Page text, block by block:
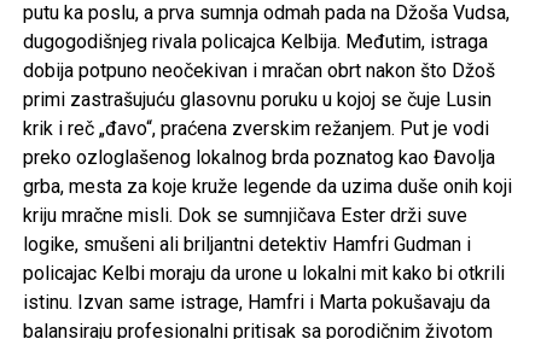
putu ka poslu, a prva sumnja odmah pada na Džoša Vudsa,
dugogodišnjeg rivala policajca Kelbija. Međutim, istraga
dobija potpuno neočekivan i mračan obrt nakon što Džoš
primi zastrašujuću glasovnu poruku u kojoj se čuje Lusin
krik i reč „đavo“, praćena zverskim režanjem. Put je vodi
preko ozloglašenog lokalnog brda poznatog kao Đavolja
grba, mesta za koje kruže legende da uzima duše onih koji
kriju mračne misli. Dok se sumnjičava Ester drži suve
logike, smušeni ali briljantni detektiv Hamfri Gudman i
policajac Kelbi moraju da urone u lokalni mit kako bi otkrili
istinu. Izvan same istrage, Hamfri i Marta pokušavaju da
balansiraju profesionalni pritisak sa porodičnim životom